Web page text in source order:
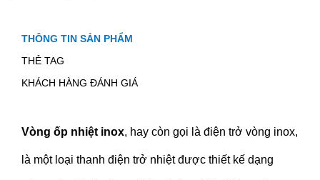
THÔNG TIN SẢN PHẨM
THẺ TAG
KHÁCH HÀNG ĐÁNH GIÁ
Vòng ốp nhiệt inox, hay còn gọi là điện trở vòng inox,
là một loại thanh điện trở nhiệt được thiết kế dạng